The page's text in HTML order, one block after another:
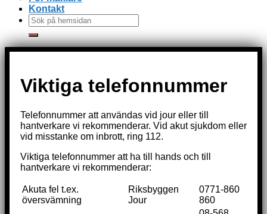
Kontakt
Viktiga telefonnummer
Telefonnummer att användas vid jour eller till
hantverkare vi rekommenderar. Vid akut sjukdom eller
vid misstanke om inbrott, ring 112.
Viktiga telefonnummer att ha till hands och till
hantverkare vi rekommenderar:
Akuta fel t.ex.
översvämning
Riksbyggen
Jour
0771-860
860